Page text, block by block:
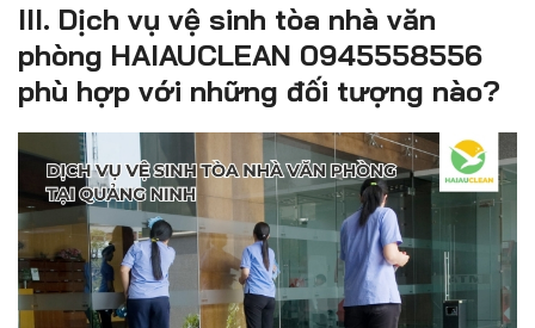
III. Dịch vụ vệ sinh tòa nhà văn
phòng HAIAUCLEAN 0945558556
phù hợp với những đối tượng nào?